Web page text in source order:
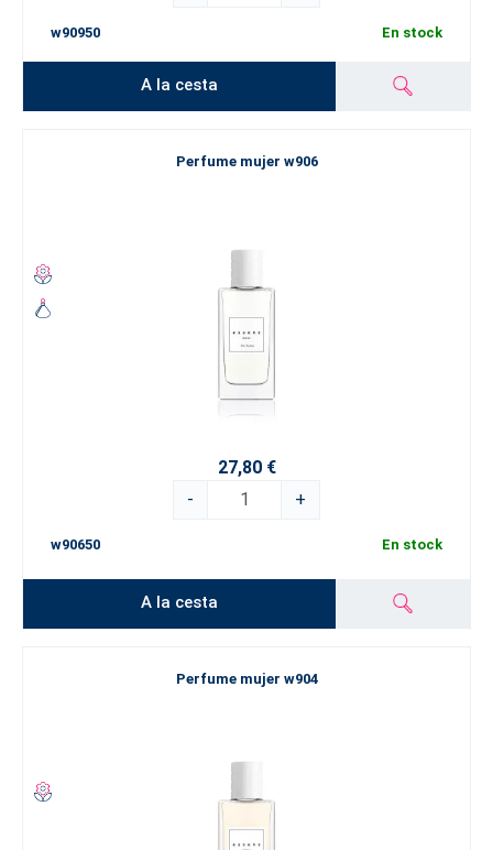
w90950 En stock
A la cesta
Perfume mujer w906
27,80 €
-
+
w90650 En stock
A la cesta
Perfume mujer w904